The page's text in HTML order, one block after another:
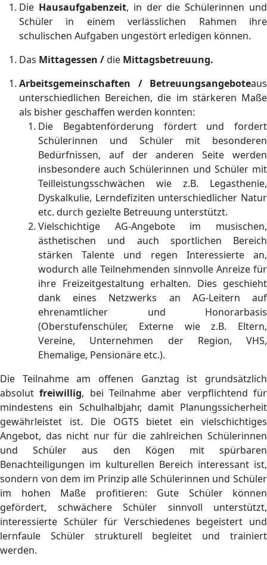
Die Hausaufgabenzeit, in der die Schülerinnen und
Schüler in einem verlässlichen Rahmen ihre
schulischen Aufgaben ungestört erledigen können.
Das Mittagessen /die Mittagsbetreuung.
Arbeitsgemeinschaften / Betreuungsangeboteaus
unterschiedlichen Bereichen, die im stärkeren Maße
als bisher geschaffen werden konnten:
Die Begabtenförderung fördert und fordert
Schülerinnen und Schüler mit besonderen
Bedürfnissen, auf der anderen Seite werden
insbesondere auch Schülerinnen und Schüler mit
Teilleistungsschwächen wie z.B. Legasthenie,
Dyskalkulie, Lerndefiziten unterschiedlicher Natur
etc. durch gezielte Betreuung unterstützt.
Vielschichtige AG-Angebote im musischen,
ästhetischen und auch sportlichen Bereich
stärken Talente und regen Interessierte an,
wodurch alle Teilnehmenden sinnvolle Anreize für
ihre Freizeitgestaltung erhalten. Dies geschieht
dank eines Netzwerks an AG-Leitern auf
ehrenamtlicher und Honorarbasis
(Oberstufenschüler, Externe wie z.B. Eltern,
Vereine, Unternehmen der Region, VHS,
Ehemalige, Pensionäre etc.).
Die Teilnahme am offenen Ganztag ist grundsätzlich
absolutfreiwillig, bei Teilnahme aber verpflichtend für
mindestens ein Schulhalbjahr, damit Planungssicherheit
gewährleistet ist. Die OGTS bietet ein vielschichtiges
Angebot, das nicht nur für die zahlreichen Schülerinnen
und Schüler aus den Kögen mit spürbaren
Benachteiligungen im kulturellen Bereich interessant ist,
sondern von dem im Prinzip alle Schülerinnen und Schüler
im hohen Maße profitieren: Gute Schüler können
gefördert, schwächere Schüler sinnvoll unterstützt,
interessierte Schüler für Verschiedenes begeistert und
lernfaule Schüler strukturell begleitet und trainiert
werden.